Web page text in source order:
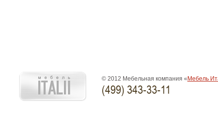
© 2012 Мебельная компания « Мебель
(499) 343-33-11